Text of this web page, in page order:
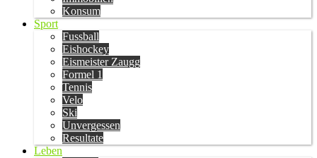
Konsum
Sport
Fussball
Eishockey
Eismeister Zaugg
Formel 1
Tennis
Velo
Ski
Unvergessen
Resultate
Leben